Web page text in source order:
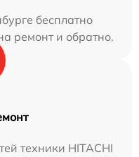
бесплатно
ремонт и обратно.
техники HITACHI